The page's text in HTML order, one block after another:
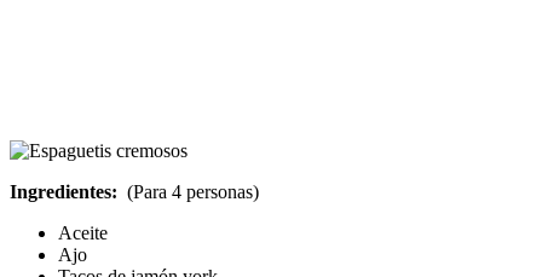
Ingredientes: (Para 4 personas)
Aceite
Ajo